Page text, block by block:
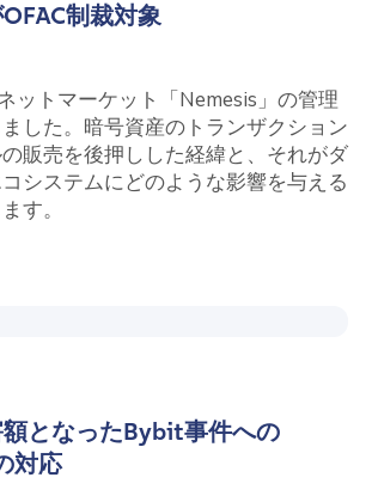
制裁対象
ットマーケット「Nemesis」の管理
した。暗号資産のトランザクション
販売を後押しした経緯と、それがダ
システムにどのような影響を与える
す。
となったBybit事件への
対応